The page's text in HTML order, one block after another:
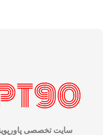
سایت تخصصی